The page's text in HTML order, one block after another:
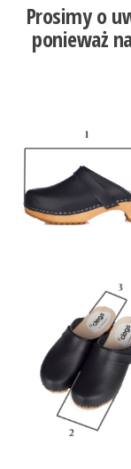
Prosimy o
ponieważ